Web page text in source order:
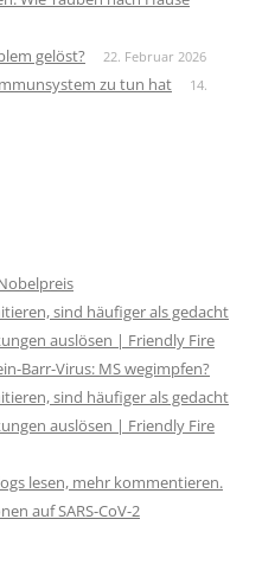
gelöst? 22. Februar 2026
zu tun hat
14.
sind häufiger als gedacht
auslösen | Friendly Fire
Barr-Virus: MS wegimpfen?
sind häufiger als gedacht
auslösen | Friendly Fire
lesen, mehr kommentieren.
auf SARS-CoV-2